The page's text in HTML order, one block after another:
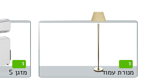
1
מנורת עמוד
1
מזגן S